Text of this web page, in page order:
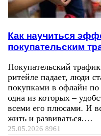
Как научиться
покупательским
Покупательский
ритейле падает, люди
покупками в офлайн
одна из которых –
всеми его плюсами. И
жить и развиваться.…
25.05.2026 8961